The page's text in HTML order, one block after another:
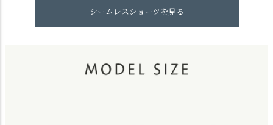
シームレスショーツを見る